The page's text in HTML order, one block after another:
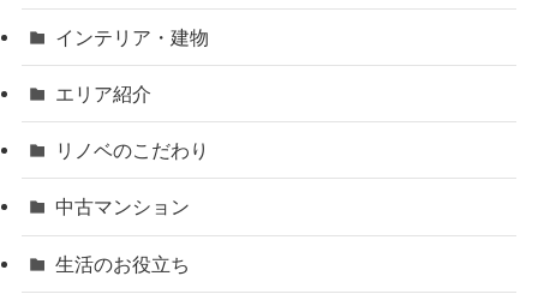
インテリア・建物
エリア紹介
リノベのこだわり
中古マンション
生活のお役立ち